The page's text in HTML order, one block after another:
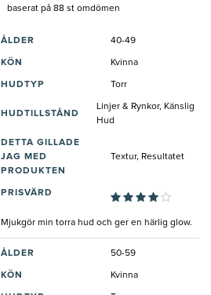
baserat på 88 st omdömen
ÅLDER 40-49
KÖN Kvinna
HUDTYP Torr
HUDTILLSTÅND
Linjer & Rynkor, Känslig
Hud
DETTA GILLADE
JAG MED
PRODUKTEN
Textur, Resultatet
PRISVÄRD
Mjukgör min torra hud och ger en härlig glow.
ÅLDER 50-59
KÖN Kvinna